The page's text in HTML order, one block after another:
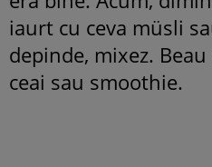
iaurt cu ceva müsli
depinde, mixez.
ceai sau smoothie.